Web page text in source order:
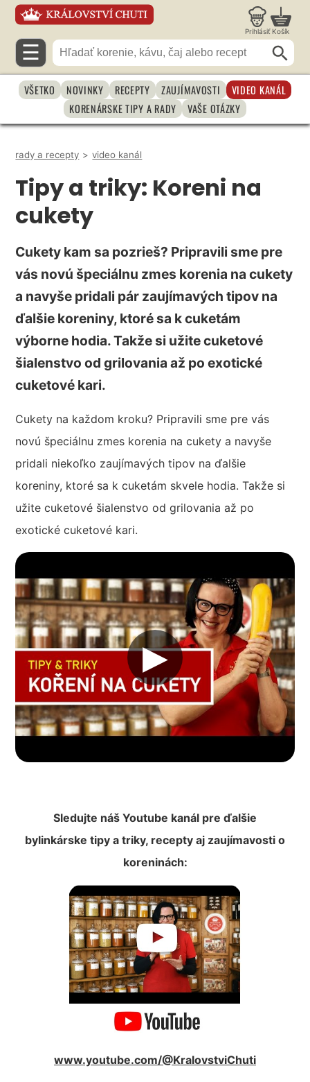
Prihlásiť Košík
☰
VŠETKO NOVINKY RECEPTY ZAUJÍMAVOSTI
VIDEO KANÁL
KORENÁRSKE TIPY A RADY
VAŠE OTÁZKY
rady a recepty > video kanál
Tipy a triky: Koreni na
cukety
Cukety kam sa pozrieš? Pripravili sme pre
vás novú špeciálnu zmes korenia na cukety
a navyše pridali pár zaujímavých tipov na
ďalšie koreniny, ktoré sa k cuketám
výborne hodia. Takže si užite cuketové
šialenstvo od grilovania až po exotické
cuketové kari.
Cukety na každom kroku? Pripravili sme pre vás
novú špeciálnu zmes korenia na cukety a navyše
pridali niekoľko zaujímavých tipov na ďalšie
koreniny, ktoré sa k cuketám skvele hodia. Takže si
užite cuketové šialenstvo od grilovania až po
exotické cuketové kari.
▶︎
Sledujte náš Youtube kanál pre ďalšie
bylinkárske tipy a triky, recepty aj zaujímavosti o
koreninách:
www.youtube.com/@KralovstviChuti